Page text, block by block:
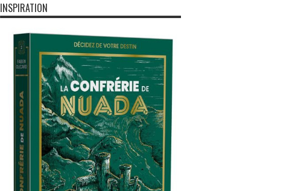
INSPIRATION